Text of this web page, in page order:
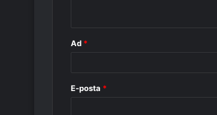
Ad *
E-posta *